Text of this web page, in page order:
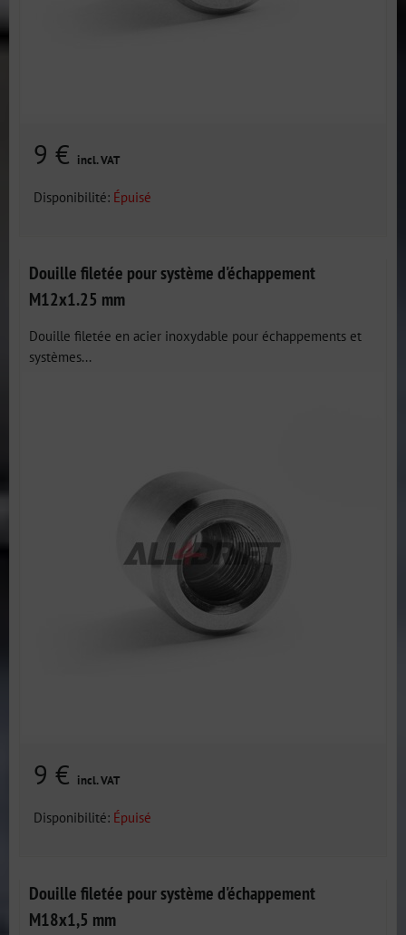
9 € incl. VAT
Disponibilité: Épuisé
Douille filetée pour système d'échappement
M12x1.25 mm
Douille filetée en acier inoxydable pour échappements et
systèmes...
9 € incl. VAT
Disponibilité: Épuisé
Douille filetée pour système d'échappement
M18x1,5 mm